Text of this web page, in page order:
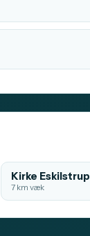
Kirke Eskilstrup
7 km væk